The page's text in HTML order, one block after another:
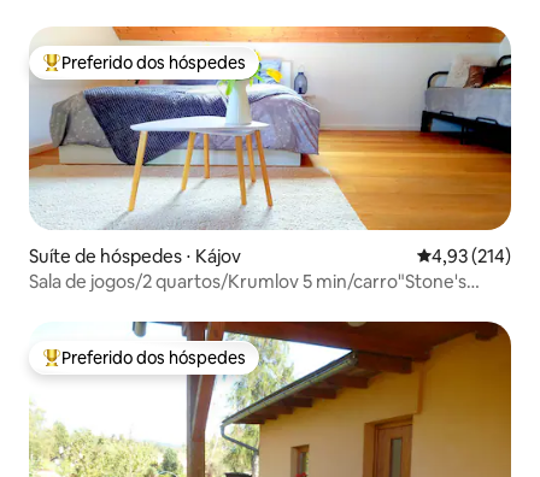
Entre os melhores preferidos dos hóspedes
Preferido dos hóspedes
Suíte de hóspedes ⋅ Kájov 4,93 de uma
4,93 (214)
Sala de jogos/2 quartos/Krumlov 5 min/carro"Stone's
Entre os melhores preferidos dos hóspedes
Preferido dos hóspedes